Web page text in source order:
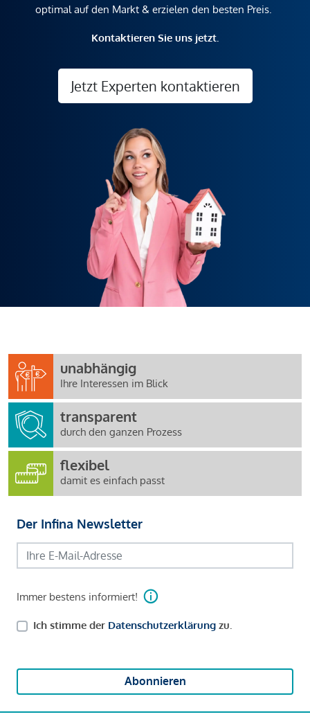
optimal auf den Markt & erzielen den besten Preis.
Kontaktieren Sie uns jetzt.
Jetzt Experten kontaktieren
unabhängig
Ihre Interessen im Blick
transparent
durch den ganzen Prozess
flexibel
damit es einfach passt
Der Infina Newsletter
Immer bestens informiert!
Ich stimme der Datenschutzerklärung zu.
Abonnieren